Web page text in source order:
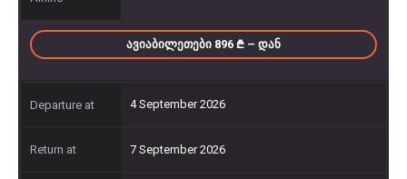
ᲐᲕᲘᲐᲑᲘᲚᲔᲗᲔᲑᲘ 896 – ᲓᲐᲜ
4 September 2026
7 September 2026